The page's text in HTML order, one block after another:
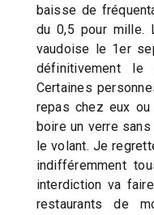
baisse de
du 0,5 pour mille.
vaudoise le 1er
définitivement le
Certaines
repas chez eux
boire un verre
le volant. Je
indifféremment
interdiction va
restaurants de